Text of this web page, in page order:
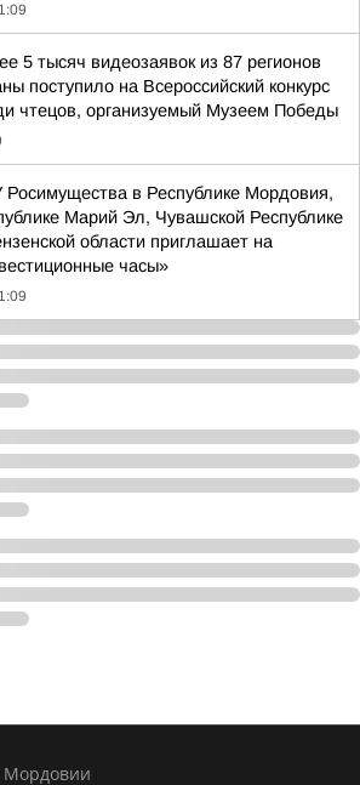
5 тысяч видеозаявок из 87 регионов
поступило на Всероссийский конкурс
чтецов, организуемый Музеем Победы
в Республике Мордовия,
Марий Эл, Чувашской Республике
области приглашает на
часы»
Мордовии